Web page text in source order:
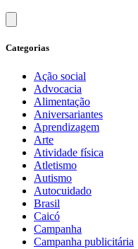
Categorias
Ação social
Advocacia
Alimentação
Aniversariantes
Aprendizagem
Arte
Atividade física
Atletismo
Autismo
Autocuidado
Brasil
Caicó
Campanha
Campanha publicitária